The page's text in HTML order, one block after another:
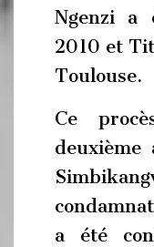
Ngenzi a
2010 et
Toulouse.
Ce
deuxième
a été